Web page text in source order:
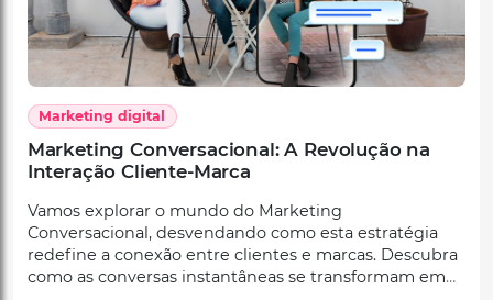
Marketing digital
Marketing Conversacional: A Revolução na
Interação Cliente-Marca
Vamos explorar o mundo do Marketing
redefine a conexão entre clientes e marcas. Descubra
como as conversas instantâneas se transformam em
valiosos relacionamentos comerciais.
PorEquipe Upnify 9 de febrero, 2024